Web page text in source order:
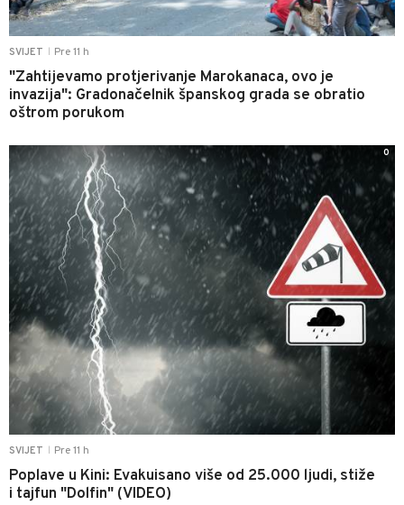
SVIJET Pre 11 h
"Zahtijevamo protjerivanje Marokanaca, ovo je
invazija": Gradonačelnik španskog grada se obratio
oštrom porukom
SVIJET Pre 11 h
Poplave u Kini: Evakuisano više od 25.000 ljudi, stiže
i tajfun "Dolfin" (VIDEO)
0